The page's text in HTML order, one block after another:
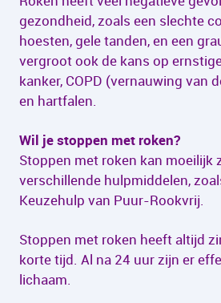
gezondheid, zoals een slechte
hoesten, gele tanden, en een
vergroot ook de kans op
kanker, COPD (vernauwing van
en hartfalen.
Wil je stoppen met roken?
Stoppen met roken kan moeilijk
verschillende hulpmiddelen,
Keuzehulp van Puur-Rookvrij.
Stoppen met roken heeft altijd
korte tijd. Al na 24 uur zijn er
lichaam.